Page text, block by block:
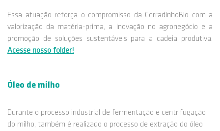
Essa atuação reforça o compromisso da CerradinhoBio com a
valorização da matéria-prima, a inovação no agronegócio e a
promoção de soluções sustentáveis para a cadeia produtiva.
Acesse nosso folder!
Óleo de milho
Durante o processo industrial de fermentação e centrifugação
do milho, também é realizado o processo de extração do óleo